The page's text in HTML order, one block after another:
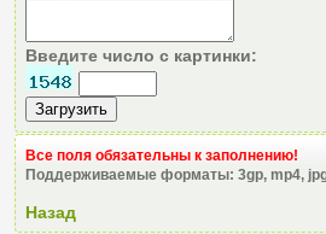
Введите число с картинки:
Все поля обязательны к заполнению!
Поддерживаемые форматы: 3gp, mp4,
Назад